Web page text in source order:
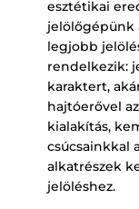
esztétikai
jelölőgépünk
legjobb
rendelkezik:
karaktert,
hajtóerővel
kialakítás,
csúcsainkkal
alkatrészek
jelöléshez.